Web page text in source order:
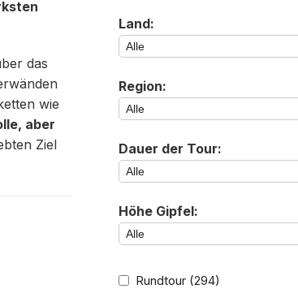
das
wie
aber
Ziel
Land:
Region:
Dauer der Tour:
Höhe Gipfel:
Rundtour (294)